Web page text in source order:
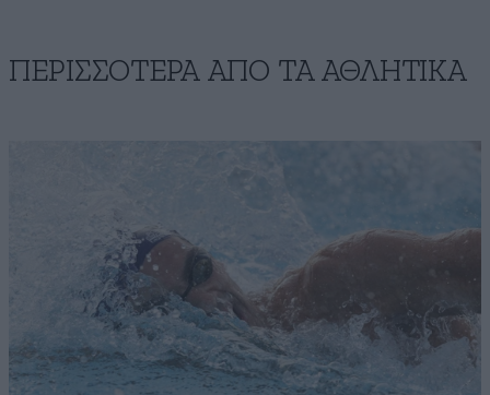
ΠΕΡΙΣΣΟΤΕΡΑ ΑΠΟ ΤA ΑΘΛΗΤΙΚΑ